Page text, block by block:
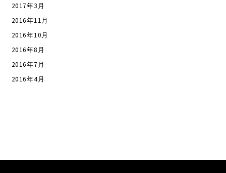
2017年3月
2016年11月
2016年10月
2016年8月
2016年7月
2016年4月